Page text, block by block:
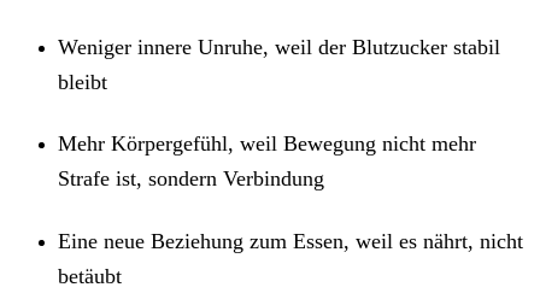
Weniger innere Unruhe, weil der Blutzucker stabil
bleibt
Mehr Körpergefühl, weil Bewegung nicht mehr
Strafe ist, sondern Verbindung
Eine neue Beziehung zum Essen, weil es nährt, nicht
betäubt